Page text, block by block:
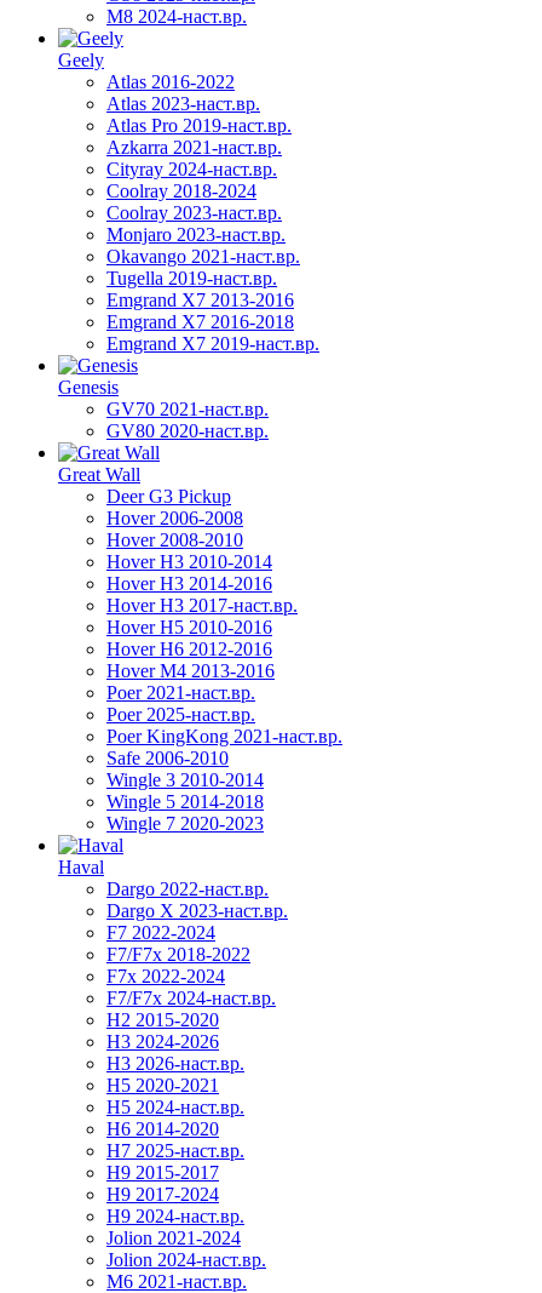
M8 2024-наст.вр.
Geely
Atlas 2016-2022
Atlas 2023-наст.вр.
Atlas Pro 2019-наст.вр.
Azkarra 2021-наст.вр.
Cityray 2024-наст.вр.
Coolray 2018-2024
Coolray 2023-наст.вр.
Monjaro 2023-наст.вр.
Okavango 2021-наст.вр.
Tugella 2019-наст.вр.
Emgrand Х7 2013-2016
Emgrand X7 2016-2018
Emgrand X7 2019-наст.вр.
Genesis
GV70 2021-наст.вр.
GV80 2020-наст.вр.
Great Wall
Deer G3 Pickup
Hover 2006-2008
Hover 2008-2010
Hover H3 2010-2014
Hover H3 2014-2016
Hover H3 2017-наст.вр.
Hover H5 2010-2016
Hover H6 2012-2016
Hover M4 2013-2016
Poer 2021-наст.вр.
Poer 2025-наст.вр.
Poer KingKong 2021-наст.вр.
Safe 2006-2010
Wingle 3 2010-2014
Wingle 5 2014-2018
Wingle 7 2020-2023
Haval
Dargo 2022-наст.вр.
Dargo X 2023-наст.вр.
F7 2022-2024
F7/F7x 2018-2022
F7x 2022-2024
F7/F7x 2024-наст.вр.
H2 2015-2020
H3 2024-2026
H3 2026-наст.вр.
H5 2020-2021
H5 2024-наст.вр.
H6 2014-2020
H7 2025-наст.вр.
H9 2015-2017
H9 2017-2024
H9 2024-наст.вр.
Jolion 2021-2024
Jolion 2024-наст.вр.
М6 2021-наст.вр.